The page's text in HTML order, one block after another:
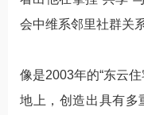
会中维系邻里社群关
像是2003年的“东云
地上，创造出具有多